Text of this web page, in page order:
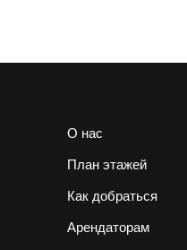
О нас
План этажей
Как добраться
Арендаторам